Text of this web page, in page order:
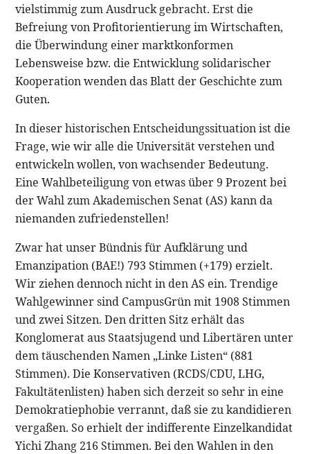
vielstimmig zum Ausdruck gebracht. Erst die
Befreiung von Profitorientierung im Wirtschaften,
die Überwindung einer marktkonformen
Lebensweise bzw. die Entwicklung solidarischer
Kooperation wenden das Blatt der Geschichte zum
Guten.
In dieser historischen Entscheidungssituation ist die
Frage, wie wir alle die Universität verstehen und
entwickeln wollen, von wachsender Bedeutung.
Eine Wahlbeteiligung von etwas über 9 Prozent bei
der Wahl zum Akademischen Senat (AS) kann da
niemanden zufriedenstellen!
Zwar hat unser Bündnis für Aufklärung und
Emanzipation (BAE!) 793 Stimmen (+179) erzielt.
Wir ziehen dennoch nicht in den AS ein. Trendige
Wahlgewinner sind CampusGrün mit 1908 Stimmen
und zwei Sitzen. Den dritten Sitz erhält das
Konglomerat aus Staatsjugend und Libertären unter
dem täuschenden Namen „Linke Listen“ (881
Stimmen). Die Konservativen (RCDS/CDU, LHG,
Fakultätenlisten) haben sich derzeit so sehr in eine
Demokratiephobie verrannt, daß sie zu kandidieren
vergaßen. So erhielt der indifferente Einzelkandidat
Yichi Zhang 216 Stimmen. Bei den Wahlen in den